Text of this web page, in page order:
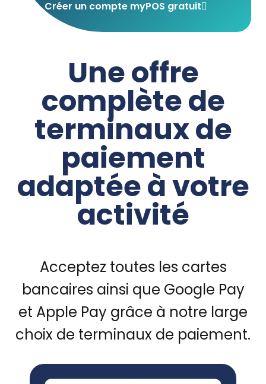
Créer un compte myPOS gratuit
Une offre
complète de
terminaux de
paiement
adaptée à votre
activité
Acceptez toutes les cartes
bancaires ainsi que Google Pay
et Apple Pay grâce à notre large
choix de terminaux de paiement.